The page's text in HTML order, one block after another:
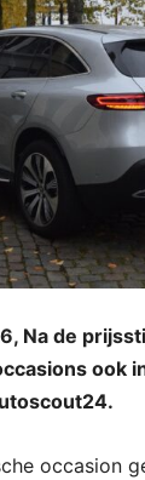
Na de
ook
occasion